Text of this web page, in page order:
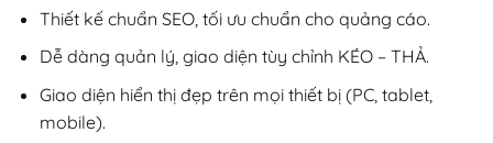
Thiết kế chuẩn SEO, tối ưu chuẩn cho quảng cáo.
Dễ dàng quản lý, giao diện tùy chỉnh KÉO – THẢ.
Giao diện hiển thị đẹp trên mọi thiết bị (PC, tablet,
mobile).